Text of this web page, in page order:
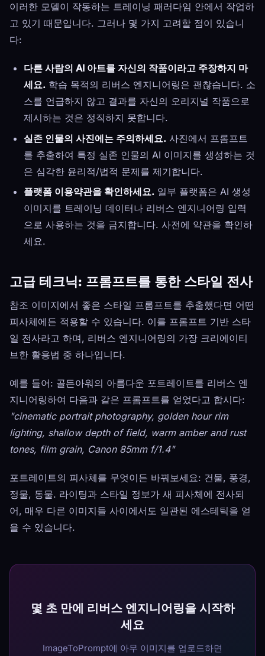
이러한 모델이 작동하는 트레이닝 패러다임 안에서 작업하
고 있기 때문입니다. 그러나 몇 가지 고려할 점이 있습니
다:
다른 사람의 AI 아트를 자신의 작품이라고 주장하지 마
세요. 학습 목적의 리버스 엔지니어링은 괜찮습니다. 소
스를 언급하지 않고 결과를 자신의 오리지널 작품으로
제시하는 것은 정직하지 못합니다.
실존 인물의 사진에는 주의하세요. 사진에서 프롬프트
를 추출하여 특정 실존 인물의 AI 이미지를 생성하는 것
은 심각한 윤리적/법적 문제를 제기합니다.
플랫폼 이용약관을 확인하세요. 일부 플랫폼은 AI 생성
이미지를 트레이닝 데이터나 리버스 엔지니어링 입력
으로 사용하는 것을 금지합니다. 사전에 약관을 확인하
세요.
고급 테크닉: 프롬프트를 통한 스타일 전사
참조 이미지에서 좋은 스타일 프롬프트를 추출했다면 어떤
피사체에든 적용할 수 있습니다. 이를 프롬프트 기반 스타
일 전사라고 하며, 리버스 엔지니어링의 가장 크리에이티
브한 활용법 중 하나입니다.
예를 들어: 골든아워의 아름다운 포트레이트를 리버스 엔
지니어링하여 다음과 같은 프롬프트를 얻었다고 합시다:
"cinematic portrait photography, golden hour rim
lighting, shallow depth of field, warm amber and rust
tones, film grain, Canon 85mm f/1.4"
포트레이트의 피사체를 무엇이든 바꿔보세요: 건물, 풍경,
정물, 동물. 라이팅과 스타일 정보가 새 피사체에 전사되
어, 매우 다른 이미지들 사이에서도 일관된 에스테틱을 얻
을 수 있습니다.
몇 초 만에 리버스 엔지니어링을 시작하
세요
ImageToPrompt에 아무 이미지를 업로드하면